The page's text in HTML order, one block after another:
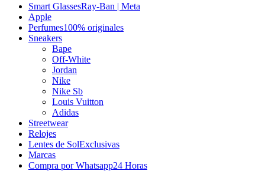
Smart GlassesRay-Ban | Meta
Apple
Perfumes100% originales
Sneakers
Bape
Off-White
Jordan
Nike
Nike Sb
Louis Vuitton
Adidas
Streetwear
Relojes
Lentes de SolExclusivas
Marcas
Compra por Whatsapp24 Horas